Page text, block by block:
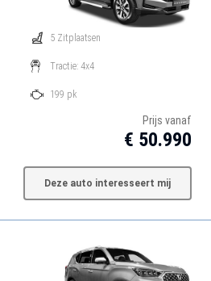
5 Zitplaatsen
Tractie: 4x4
199 pk
Prijs vanaf
€ 50.990
Deze auto interesseert mij